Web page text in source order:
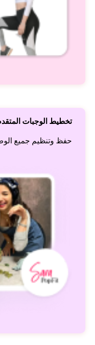
تخطيط الوجبات
حفظ وتنظيم جميع